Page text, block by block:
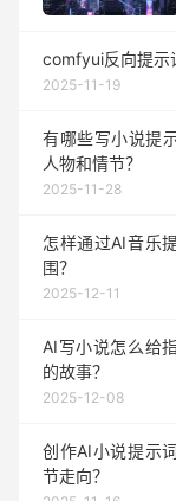
comfyui反向提示
2025-11-19
有哪些写小说提
人物和情节？
2025-11-28
怎样通过AI音乐
围？
2025-12-11
AI写小说怎么给
的故事？
2025-12-08
创作AI小说提示
节走向？